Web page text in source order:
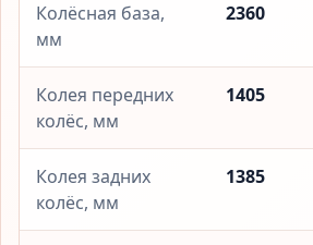
Колёсная база,
мм
2360
Колея передних
колёс, мм
1405
Колея задних
колёс, мм
1385